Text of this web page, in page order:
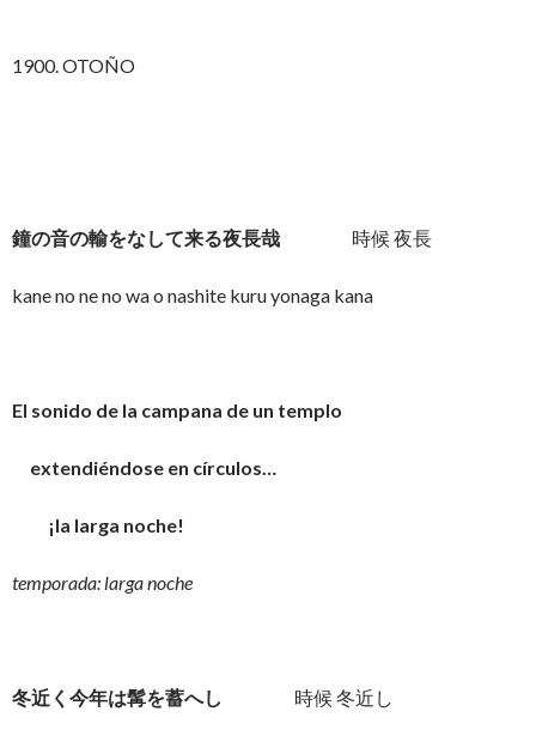
1900. OTOÑO
鐘の音の輸をなして来る夜長哉 時候 夜長
kane no ne no wa o nashite kuru yonaga kana
El sonido de la campana de un templo
extendiéndose en círculos…
¡la larga noche!
temporada: larga noche
冬近く今年は髯を蓄へし 時候 冬近し